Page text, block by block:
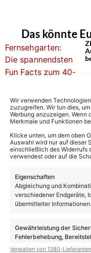
Wir verwenden
zuzugreifen. Wir tun dies,
Werbung anzuzeigen.
Merkmale und Funktionen
Klicke unten, um dem oben
Auswahl wird nur auf dieser
einschließlich des Widerrufs
verwendest oder auf die
Eigenschaften
Abgleichung und
verschiedener Endgeräte,
übermittelter Informationen.
Gewährleistung der
Fehlerbehebung,
Entscheidungen zum
Verwalten von 1380-Lieferanten
Das könnte